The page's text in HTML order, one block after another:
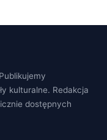
kulturalne. Redakcja
dostępnych